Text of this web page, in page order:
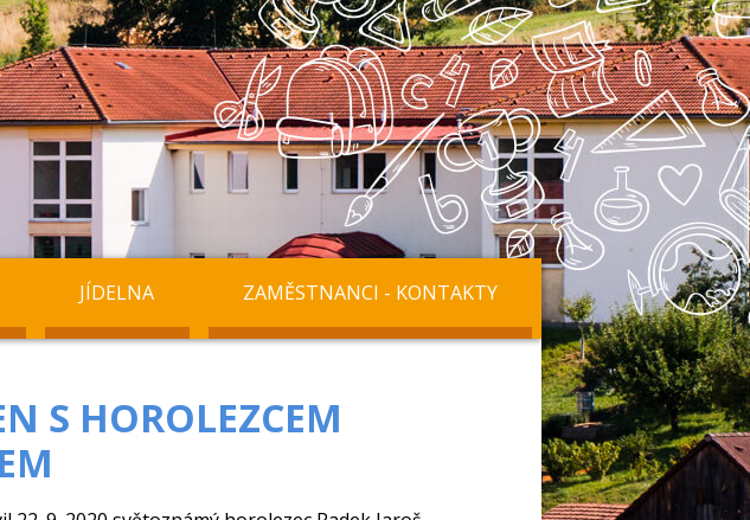
JÍDELNA ZAMĚSTNANCI - KONTAKTY
S HOROLEZCEM